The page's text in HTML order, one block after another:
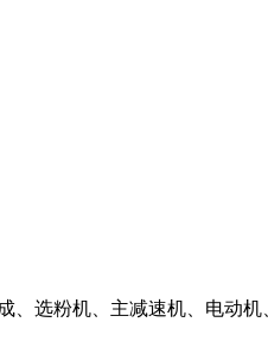
选粉机、主减速机、电动